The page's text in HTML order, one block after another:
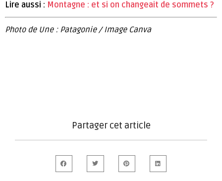
Lire aussi : Montagne : et si on changeait de sommets ?
Photo de Une : Patagonie / Image Canva
Partager cet article